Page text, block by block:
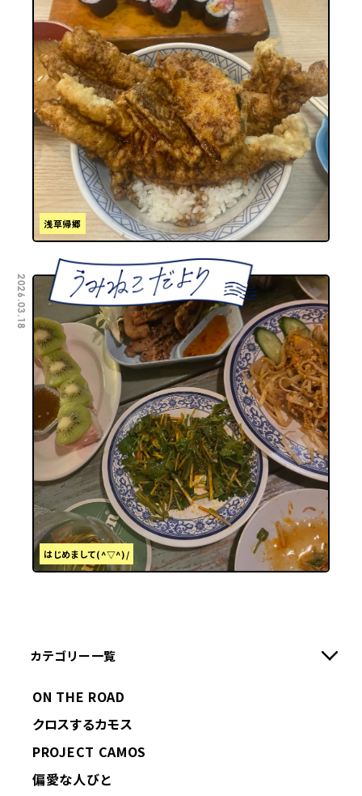
浅草帰郷
2026.03.18
はじめまして(^▽^)/
カテゴリー一覧
ON THE ROAD
クロスするカモス
PROJECT CAMOS
偏愛な人びと